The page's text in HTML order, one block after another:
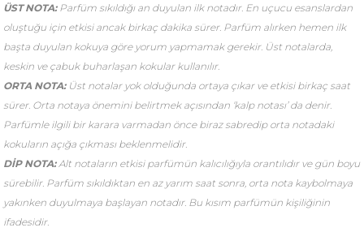
ÜST NOTA:Parfüm sıkıldığı an duyulan ilk notadır. En uçucu esanslardan
oluştuğu için etkisi ancak birkaç dakika sürer. Parfüm alırken hemen ilk
başta duyulan kokuya göre yorum yapmamak gerekir. Üst notalarda,
keskin ve çabuk buharlaşan kokular kullanılır.
ORTA NOTA: Üst notalar yok olduğunda ortaya çıkar ve etkisi birkaç saat
sürer. Orta notaya önemini belirtmek açısından ‘kalp notası’ da denir.
Parfümle ilgili bir karara varmadan önce biraz sabredip orta notadaki
kokuların açığa çıkması beklenmelidir.
DİP NOTA:Alt notaların etkisi parfümün kalıcılığıyla orantılıdır ve gün boyu
sürebilir. Parfüm sıkıldıktan en az yarım saat sonra, orta nota kaybolmaya
yakınken duyulmaya başlayan notadır. Bu kısım parfümün kişiliğinin
ifadesidir.